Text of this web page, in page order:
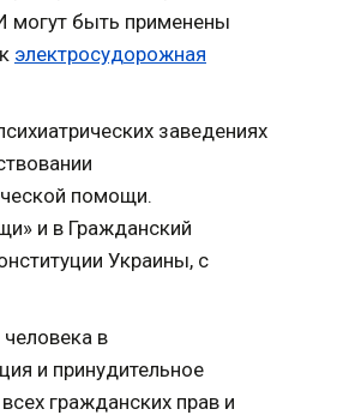
могут быть применены
электросудорожная
заведениях
помощи.
и в Гражданский
Украины, с
в
и принудительное
гражданских прав и